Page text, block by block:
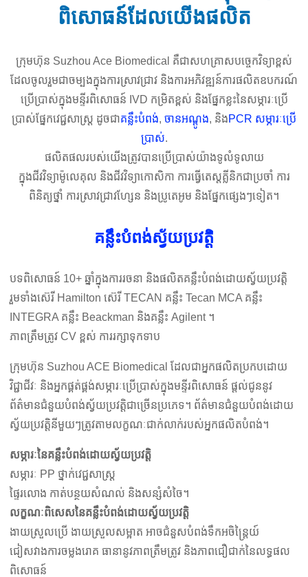
ពិសោធន៍ដែលយើងផលិត
ក្រុមហ៊ុន Suzhou Ace Biomedical គឺជាសហគ្រាសបច្ចេកវិទ្យាខ្ពស់
ដែលចូលរួមជាចម្បងក្នុងការស្រាវជ្រាវ និងការអភិវឌ្ឍន៍ការផលិតឧបករណ៍
ប្រើប្រាស់ក្នុងមន្ទីរពិសោធន៍ IVD កម្រិតខ្ពស់ និងផ្នែកខ្លះនៃសម្ភារៈប្រើ
ប្រាស់ផ្នែកវេជ្ជសាស្រ្ត ដូចជាគន្លឹះបំពង់, ចានអណ្តូង, និងPCR សម្ភារៈប្រើ
ប្រាស់.
ផលិតផលរបស់យើងត្រូវបានប្រើប្រាស់យ៉ាងទូលំទូលាយ
ក្នុងជីវវិទ្យាម៉ូលេគុល និងជីវវិទ្យាកោសិកា ការធ្វើតេស្តគ្លីនិកជាប្រចាំ ការ
ពិនិត្យថ្នាំ ការស្រាវជ្រាវហ្សែន និងប្រូតេអូម និងផ្នែកផ្សេងៗទៀត។
គន្លឹះបំពង់ស្វ័យប្រវត្តិ
បទពិសោធន៍ 10+ ឆ្នាំក្នុងការរចនា និងផលិតគន្លឹះបំពង់ដោយស្វ័យប្រវត្តិ
រួមទាំងស៊េរី Hamilton ស៊េរី TECAN គន្លឹះ Tecan MCA គន្លឹះ
INTEGRA គន្លឹះ Beackman និងគន្លឹះ Agilent ។
ភាពត្រឹមត្រូវ CV ខ្ពស់ ការរក្សាទុកទាប
ក្រុមហ៊ុន Suzhou ACE Biomedical ដែលជាអ្នកផលិតប្រកបដោយ
វិជ្ជាជីវៈ និងអ្នកផ្គត់ផ្គង់សម្ភារៈប្រើប្រាស់ក្នុងមន្ទីរពិសោធន៍ ផ្តល់ជូននូវ
ព័ត៌មានជំនួយបំពង់ស្វ័យប្រវត្តិជាច្រើនប្រភេទ។ ព័ត៌មានជំនួយបំពង់ដោយ
ស្វ័យប្រវត្តិនីមួយៗត្រូវតាមលក្ខណៈជាក់លាក់របស់អ្នកផលិតបំពង់។
សម្ភារៈនៃគន្លឹះបំពង់ដោយស្វ័យប្រវត្តិ
សម្ភារៈ PP ថ្នាក់វេជ្ជសាស្ត្រ
ផ្ទៃរលោង កាត់បន្ថយសំណល់ និងសន្សំសំចៃ។
លក្ខណៈពិសេសនៃគន្លឹះបំពង់ដោយស្វ័យប្រវត្តិ
ងាយស្រួលប្រើ ងាយស្រួលសម្អាត អាចជំនួសបំពង់ទឹកអចិន្ត្រៃយ៍
ជៀសវាងការចម្លងរោគ ធានានូវភាពត្រឹមត្រូវ និងភាពជឿជាក់នៃលទ្ធផល
ពិសោធន៍